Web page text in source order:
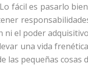
fácil es pasarlo
el poder
una vida
las pequeñas cosas